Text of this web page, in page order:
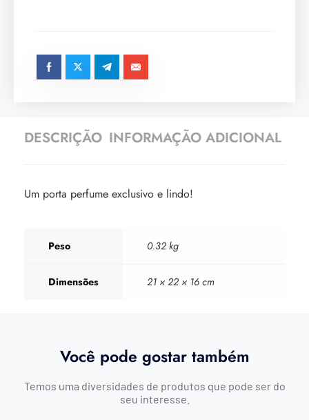
DESCRIÇÃO INFORMAÇÃO ADICIONAL
Um porta perfume exclusivo e lindo!
Peso 0.32 kg
Dimensões 21 × 22 × 16 cm
Você pode gostar também
Temos uma diversidades de produtos que pode ser do
seu interesse.